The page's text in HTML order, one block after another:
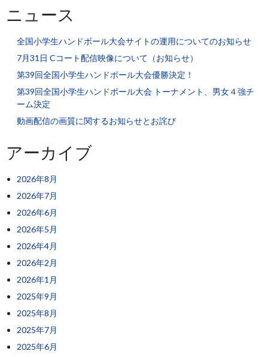
ニュース
全国小学生ハンドボール大会サイトの運用についてのお知らせ
7月31日 Cコート配信映像について（お知らせ）
第39回全国小学生ハンドボール大会優勝決定！
第39回全国小学生ハンドボール大会 トーナメント、男女４強チ
ーム決定
動画配信の画質に関するお知らせとお詫び
アーカイブ
2026年8月
2026年7月
2026年6月
2026年5月
2026年4月
2026年2月
2026年1月
2025年9月
2025年8月
2025年7月
2025年6月